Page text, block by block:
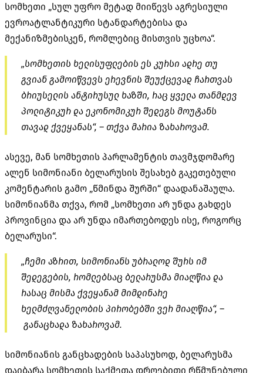
სომხეთი „სულ უფრო მეტად მიიწევს აგრესიული
ევროატლანტიკური სტანდარტებისა და
მექანიზმებისკენ, რომლებიც მისთვის უცხოა“.
„სომხეთის ხელისუფლების ეს კურსი ადრე თუ
გვიან გამოიწვევს ერევნის შეუქცევად ჩართვას
ბრიუსელის ანტირუსულ ხაზში, რაც ყველა თანმდევ
პოლიტიკურ და ეკონომიკურ შედეგს მოუტანს
თავად ქვეყანას“, – თქვა მარია ზახაროვამ.
ასევე, მან სომხეთის პარლამენტის თავმჯდომარე
ალენ სიმონიანი ბელარუსის შესახებ გაკეთებული
კომენტარის გამო „წმინდა შურში“ დაადანაშაულა.
სიმონიანმა თქვა, რომ „სომხეთი არ უნდა გახდეს
პროვინცია და არ უნდა იმართებოდეს ისე, როგორც
ბელარუსი“.
„ჩემი აზრით, სიმონიანს უბრალოდ შურს იმ
შედეგების, რომლებსაც ბელარუსმა მიაღწია და
რასაც მისმა ქვეყანამ მიმდინარე
ხელმძღვანელობის პირობებში ვერ მიაღწია“, –
განაცხადა ზახაროვამ.
სიმონიანის განცხადების საპასუხოდ, ბელარუსმა
დაიბარა სომხეთის საქმეთა დროებითი რწმუნებული